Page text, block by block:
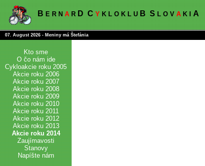
B E R N A R D C Y K L O K L U B S L O V A K I A
07. August 2026 - Meniny má Štefánia
Kto sme
O čo nám ide
Cykloakcie roku 2005
Akcie roku 2006
Akcie roku 2007
Akcie roku 2008
Akcie roku 2009
Akcie roku 2010
Akcie roku 2011
Akcie roku 2012
Akcie roku 2013
Akcie roku 2014
Zaujímavosti
Stanovy
Napíšte nám